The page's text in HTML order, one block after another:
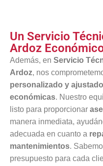
Un Servicio
Ardoz
Además, en Servicio
Ardoz, nos
personalizado y
económicas. Nuestro
listo para proporcionar
manera inmediata,
adecuada en cuanto a
mantenimientos.
presupuesto para cada